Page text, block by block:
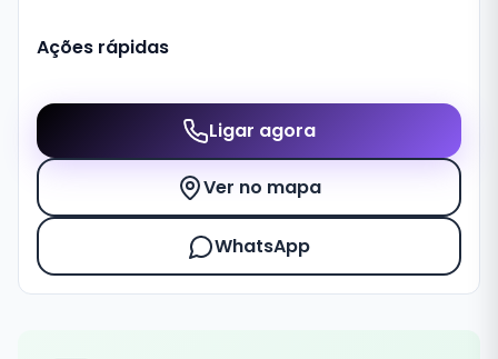
Ações rápidas
Ligar agora
Ver no mapa
WhatsApp